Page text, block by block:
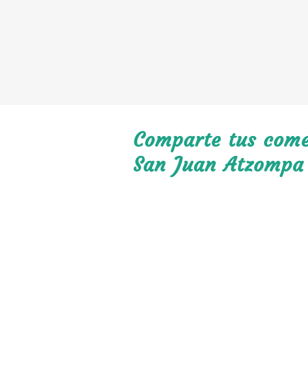
Comparte tus
San Juan Atzompa